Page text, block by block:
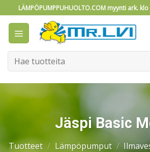
to
content
LÄMPÖPUMPPUHUOLTO.COM myynti ark.
Etsi:
Jäspi Basic
Tuotteet / Lämpöpumput /